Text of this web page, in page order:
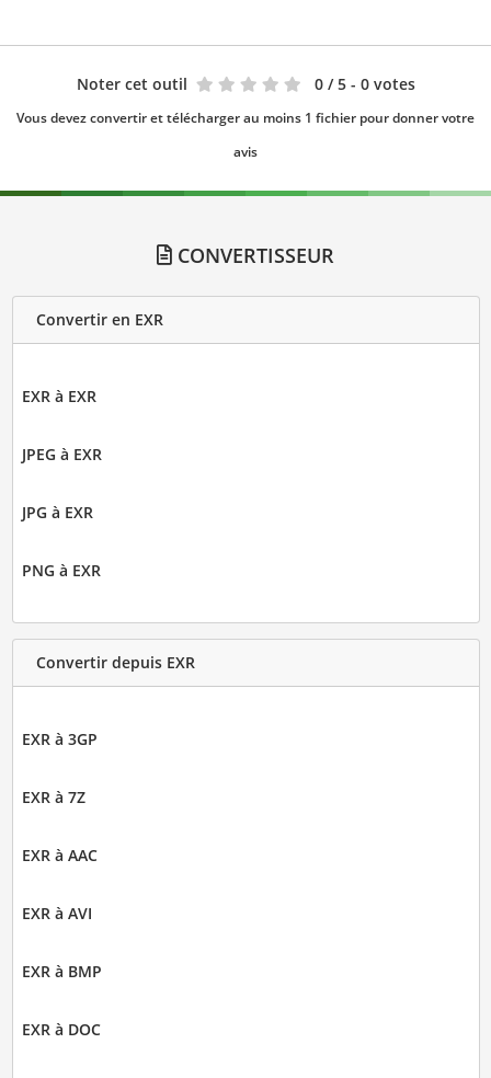
Noter cet outil 0 / 5 - 0 votes
Vous devez convertir et télécharger au moins 1 fichier pour donner votre
avis
CONVERTISSEUR
Convertir en EXR
EXR à EXR
JPEG à EXR
JPG à EXR
PNG à EXR
Convertir depuis EXR
EXR à 3GP
EXR à 7Z
EXR à AAC
EXR à AVI
EXR à BMP
EXR à DOC